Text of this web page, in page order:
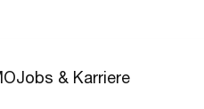
Jobs & Karriere